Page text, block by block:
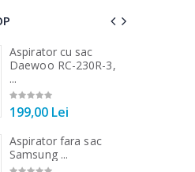
Aspirator cu sac
Daewoo RC-230R-3,
...
199,00 Lei
Aspirator fara sac
Samsung ...